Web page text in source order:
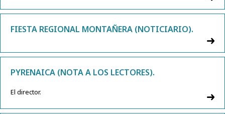
FIESTA REGIONAL MONTAÑERA (NOTICIARIO).
PYRENAICA (NOTA A LOS LECTORES).
El director.